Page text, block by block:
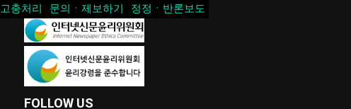
고충처리 문의ㆍ제보하기
정정ㆍ반론보도
FOLLOW US